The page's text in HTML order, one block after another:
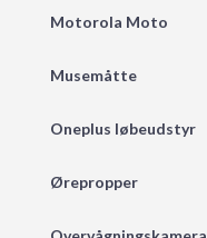
Motorola Moto
Musemåtte
Oneplus løbeudstyr
Ørepropper